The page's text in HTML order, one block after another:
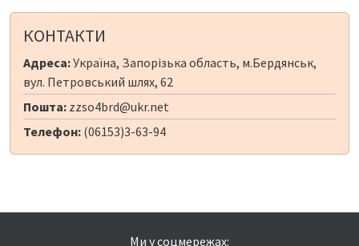
КОНТАКТИ
Адреса:Україна, Запорізька область, м.Бердянськ,
вул. Петровський шлях, 62
Пошта: zzso4brd@ukr.net
Телефон: (06153)3-63-94
Ми у соцмережах: